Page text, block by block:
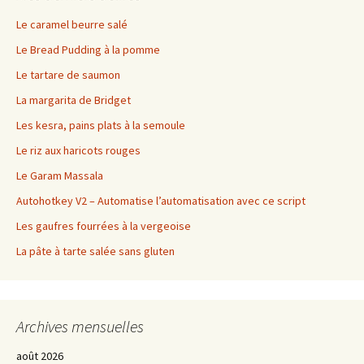
Le caramel beurre salé
Le Bread Pudding à la pomme
Le tartare de saumon
La margarita de Bridget
Les kesra, pains plats à la semoule
Le riz aux haricots rouges
Le Garam Massala
Autohotkey V2 – Automatise l’automatisation avec ce script
Les gaufres fourrées à la vergeoise
La pâte à tarte salée sans gluten
Archives mensuelles
août 2026